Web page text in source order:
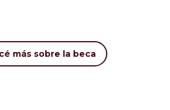
más sobre la beca